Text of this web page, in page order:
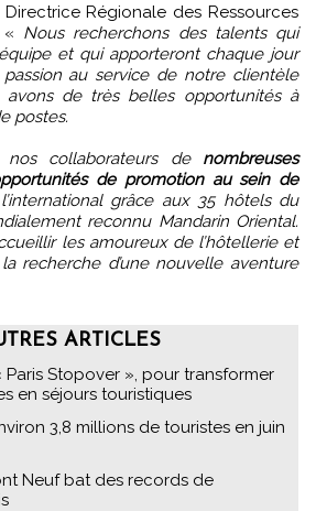
Régionale des Ressources
Nous recherchons des talents qui
et qui apporteront chaque jour
au service de notre clientèle
avons de très belles opportunités à
postes.
collaborateurs de nombreuses
de promotion au sein de
grâce aux 35 hôtels du
reconnu Mandarin Oriental.
les amoureux de l’hôtellerie et
recherche d’une nouvelle aventure
ARTICLES
Paris Stopover », pour transformer
en séjours touristiques
3,8 millions de touristes en juin
Neuf bat des records de